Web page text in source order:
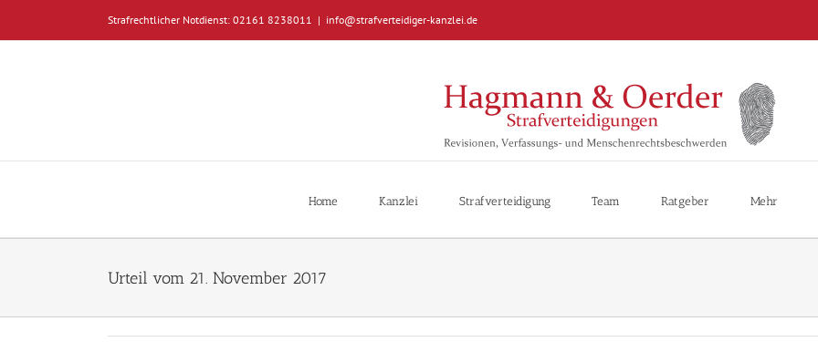
springen
Strafrechtlicher Notdienst: 02161 8238011 | info@strafverteidiger-kanzlei.de
Home Kanzlei Strafverteidigung Team Ratgeber Mehr
Urteil vom 21. November 2017